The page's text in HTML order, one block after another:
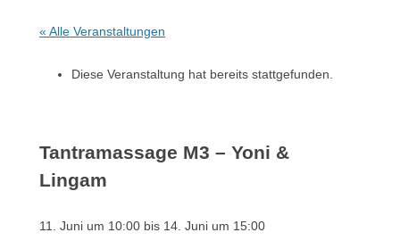
« Alle Veranstaltungen
Diese Veranstaltung hat bereits stattgefunden.
Tantramassage M3 – Yoni &
Lingam
11. Juni um 10:00 bis 14. Juni um 15:00